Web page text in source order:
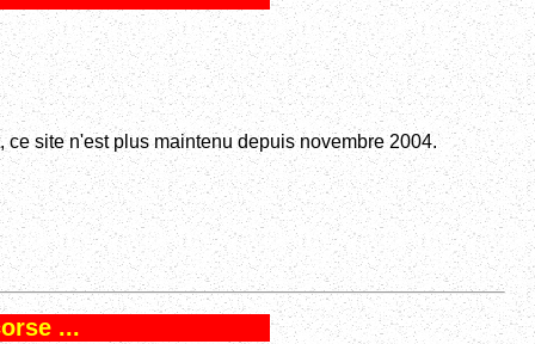
ce site n'est plus maintenu depuis novembre 2004.
...